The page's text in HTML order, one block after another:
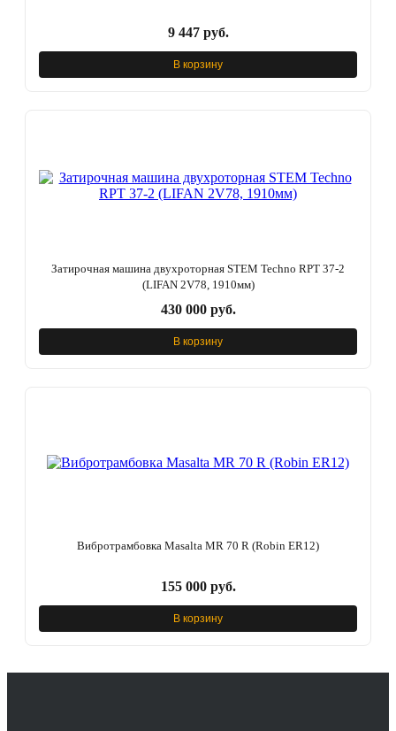
9 447 руб.
В корзину
Затирочная машина двухроторная STEM Techno RPT 37-2
(LIFAN 2V78, 1910мм)
430 000 руб.
В корзину
Вибротрамбовка Masalta MR 70 R (Robin ER12)
155 000 руб.
В корзину